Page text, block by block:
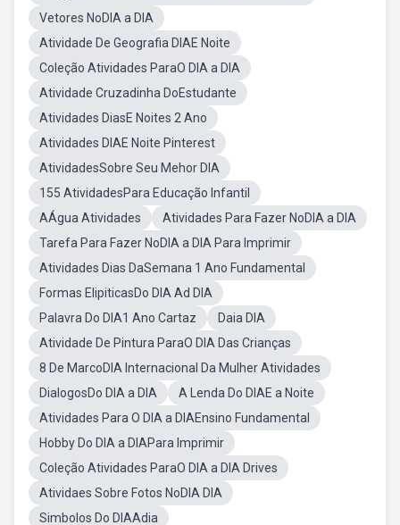
Vetores NoDIA a DIA
Atividade De Geografia DIAE Noite
Coleção Atividades ParaO DIA a DIA
Atividade Cruzadinha DoEstudante
Atividades DiasE Noites 2 Ano
Atividades DIAE Noite Pinterest
AtividadesSobre Seu Mehor DIA
155 AtividadesPara Educação Infantil
AÁgua Atividades
Atividades Para Fazer NoDIA a DIA
Tarefa Para Fazer NoDIA a DIA Para Imprimir
Atividades Dias DaSemana 1 Ano Fundamental
Formas ElipiticasDo DIA Ad DIA
Palavra Do DIA1 Ano Cartaz
Daia DIA
Atividade De Pintura ParaO DIA Das Crianças
8 De MarcoDIA Internacional Da Mulher Atividades
DialogosDo DIA a DIA
A Lenda Do DIAE a Noite
Atividades Para O DIA a DIAEnsino Fundamental
Hobby Do DIA a DIAPara Imprimir
Coleção Atividades ParaO DIA a DIA Drives
Atividaes Sobre Fotos NoDIA DIA
Simbolos Do DIAAdia